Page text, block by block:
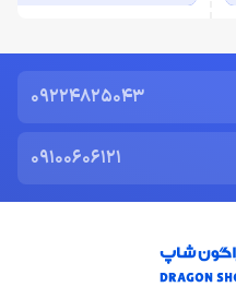
09224825043
09100606121